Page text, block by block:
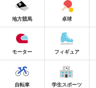
地方競馬 卓球
モーター フィギュア
自転車 学生スポーツ